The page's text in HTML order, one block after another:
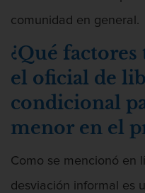
Homicidio
Intento de
DUI
Audiencia
de alcohol
comunidad en general.
¿Qué
el oficial de
condicional
menor en el
Como se mencionó en
desviación informal es